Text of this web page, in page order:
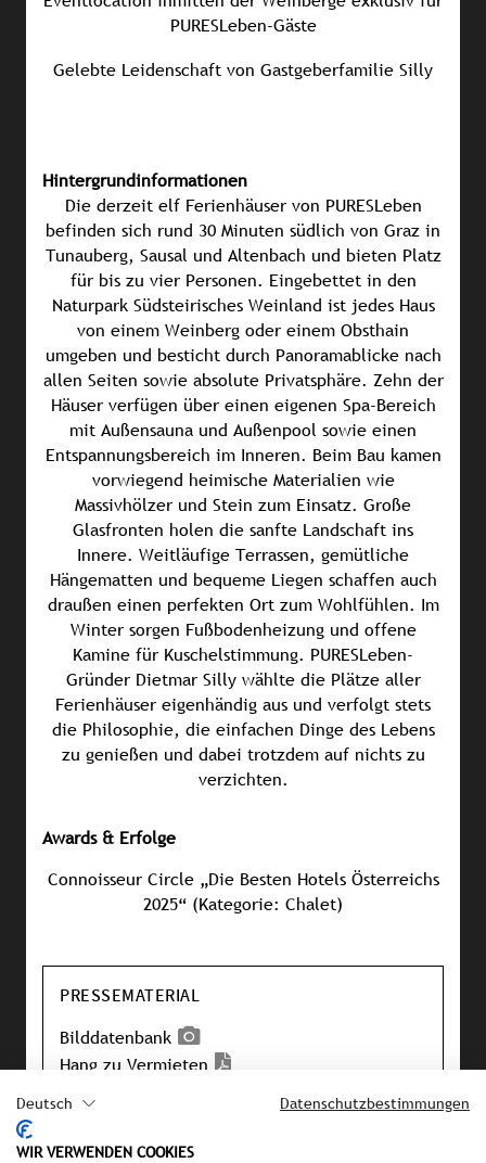
Deutsch Datenschutzbestimmungen
WIR VERWENDEN COOKIES
PURESLeben-Gäste
Gelebte Leidenschaft von Gastgeberfamilie Silly
Hintergrundinformationen
Die derzeit elf Ferienhäuser von PURESLeben
befinden sich rund 30 Minuten südlich von Graz in
Tunauberg, Sausal und Altenbach und bieten Platz
für bis zu vier Personen. Eingebettet in den
Naturpark Südsteirisches Weinland ist jedes Haus
von einem Weinberg oder einem Obsthain
umgeben und besticht durch Panoramablicke nach
allen Seiten sowie absolute Privatsphäre. Zehn der
Häuser verfügen über einen eigenen Spa-Bereich
mit Außensauna und Außenpool sowie einen
Entspannungsbereich im Inneren. Beim Bau kamen
vorwiegend heimische Materialien wie
Massivhölzer und Stein zum Einsatz. Große
Glasfronten holen die sanfte Landschaft ins
Innere. Weitläufige Terrassen, gemütliche
Hängematten und bequeme Liegen schaffen auch
draußen einen perfekten Ort zum Wohlfühlen. Im
Winter sorgen Fußbodenheizung und offene
Kamine für Kuschelstimmung. PURESLeben-
Gründer Dietmar Silly wählte die Plätze aller
Ferienhäuser eigenhändig aus und verfolgt stets
die Philosophie, die einfachen Dinge des Lebens
zu genießen und dabei trotzdem auf nichts zu
verzichten.
Awards & Erfolge
Connoisseur Circle „Die Besten Hotels Österreichs
2025“ (Kategorie: Chalet)
PRESSEMATERIAL
Bilddatenbank
Hang zu Vermieten
Luxury All Inclusive